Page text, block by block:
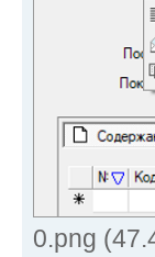
0.png